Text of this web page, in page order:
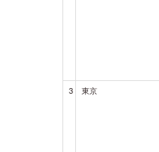
3
東京